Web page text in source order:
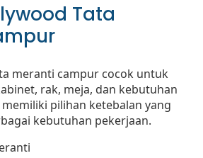
Tata
meranti campur cocok untuk
rak, meja, dan kebutuhan
pilihan ketebalan yang
kebutuhan pekerjaan.